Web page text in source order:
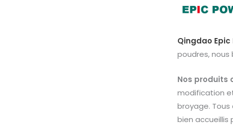
Qingdao Epic
poudres,
Nos produits
modification
broyage.
bien accueillis